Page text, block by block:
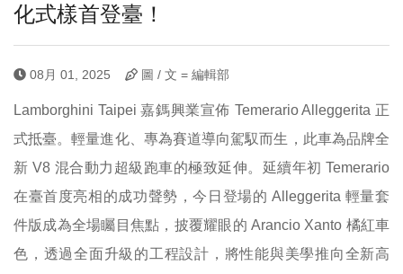
化式樣首登臺！
08月 01, 2025 圖 / 文 = 編輯部
Lamborghini Taipei 嘉鎷興業宣佈 Temerario Alleggerita 正
式抵臺。輕量進化、專為賽道導向駕馭而生，此車為品牌全
新 V8 混合動力超級跑車的極致延伸。延續年初 Temerario
在臺首度亮相的成功聲勢，今日登場的 Alleggerita 輕量套
件版成為全場矚目焦點，披覆耀眼的 Arancio Xanto 橘紅車
色，透過全面升級的工程設計，將性能與美學推向全新高